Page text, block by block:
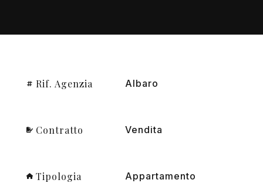
Rif. Agenzia Albaro
Contratto Vendita
Tipologia Appartamento